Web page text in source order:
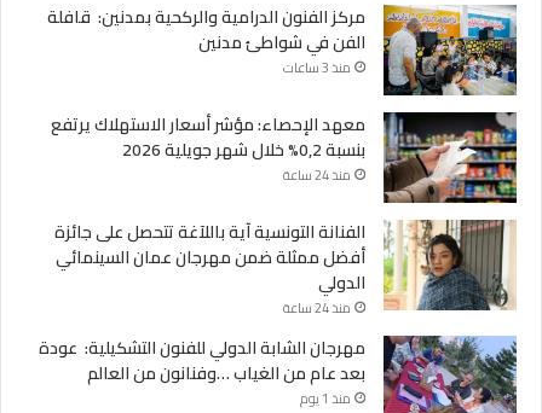
مركز الفنون الدرامية والركحية بمدنين: قافلة
الفن في شواطئ مدنين
منذ 3 ساعات
معهد الإحصاء: مؤشر أسعار الاستهلاك يرتفع
بنسبة 0,2% خلال شهر جويلية 2026
منذ 24 ساعة
الفنانة التونسية آية باللآغة تتحصل على جائزة
أفضل ممثلة ضمن مهرجان عمان السينمائي
الدولي
منذ 24 ساعة
مهرجان الشابة الدولي للفنون التشكيلية: عودة
بعد عام من الغياب …وفنانون من العالم
منذ 1 يوم